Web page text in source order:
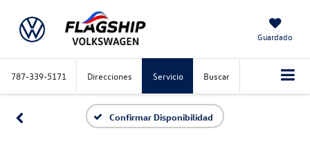
Guardado
787-339-5171 Direcciones Servicio Buscar
Confirmar Disponibilidad